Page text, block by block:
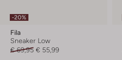
-20%
Fila
Sneaker Low
€ 69,95 € 55,99